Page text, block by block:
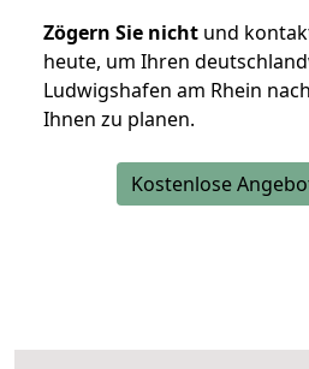
Zögern Sie nicht und
heute, um Ihren
Ludwigshafen am Rhein
Ihnen zu planen.
Kostenlose